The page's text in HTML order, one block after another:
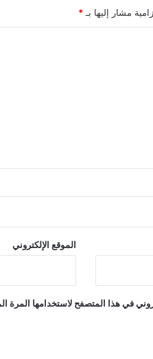
مشار إليها بـ *
الموقع الإلكتروني
في هذا المتصفح لاستخدامها المرة